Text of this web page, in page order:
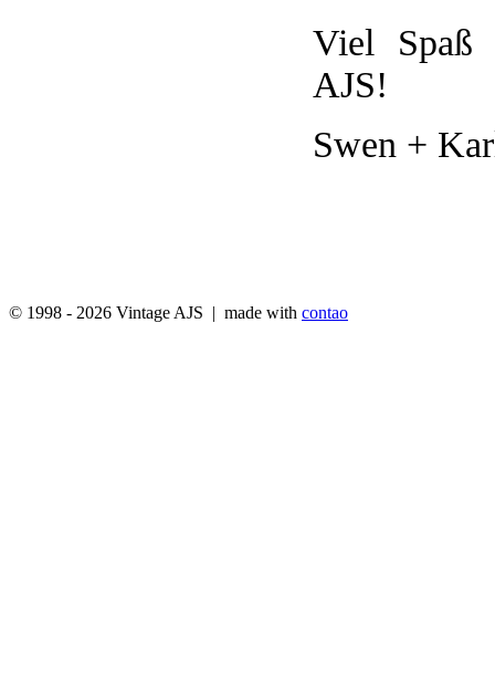
Viel Spaß
AJS!
Swen +
© 1998 - 2026 Vintage AJS | made with contao